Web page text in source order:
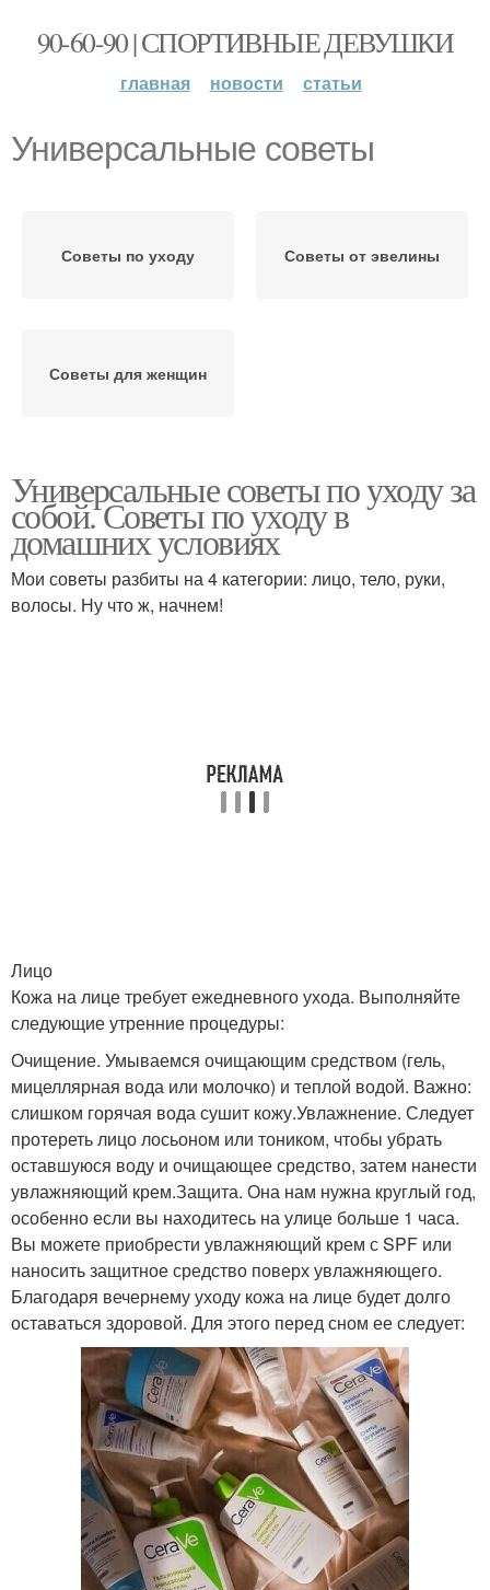
90-60-90 | СПОРТИВНЫЕ ДЕВУШКИ
главная новости статьи
Универсальные советы
Советы по уходу Советы от эвелины
Советы для женщин
Универсальные советы по уходу за
собой. Советы по уходу в
домашних условиях
Мои советы разбиты на 4 категории: лицо, тело, руки,
волосы. Ну что ж, начнем!
Лицо
Кожа на лице требует ежедневного ухода. Выполняйте
следующие утренние процедуры:
Очищение. Умываемся очищающим средством (гель,
мицеллярная вода или молочко) и теплой водой. Важно:
слишком горячая вода сушит кожу.Увлажнение. Следует
протереть лицо лосьоном или тоником, чтобы убрать
оставшуюся воду и очищающее средство, затем нанести
увлажняющий крем.Защита. Она нам нужна круглый год,
особенно если вы находитесь на улице больше 1 часа.
Вы можете приобрести увлажняющий крем с SPF или
наносить защитное средство поверх увлажняющего.
Благодаря вечернему уходу кожа на лице будет долго
оставаться здоровой. Для этого перед сном ее следует: